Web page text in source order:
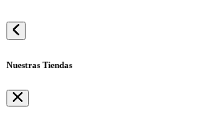
Nuestras Tiendas